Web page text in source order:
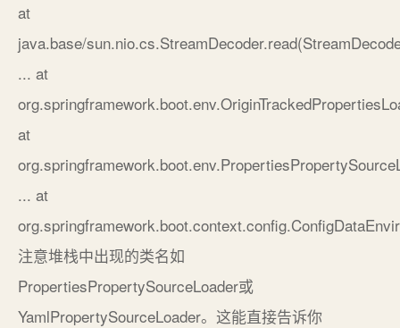
at
java.base/
... at
at
... at
注意堆栈中出现的类名如
PropertiesPropertySourceLoader或
YamlPropertySourceLoader。这能直接告诉你